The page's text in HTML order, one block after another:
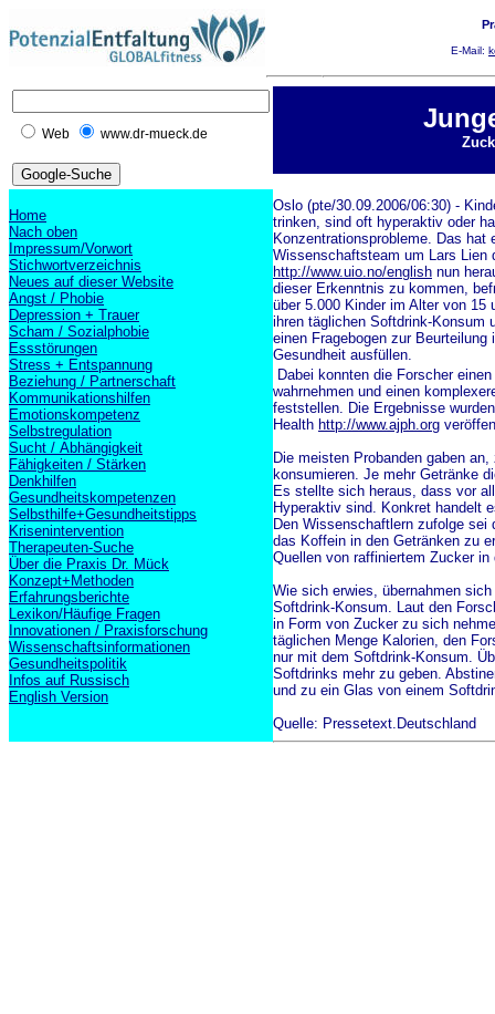
E-Mail:
Web www.dr-mueck.de
Home
Nach oben
Impressum/Vorwort
Stichwortverzeichnis
Neues auf dieser Website
Angst / Phobie
Depression + Trauer
Scham / Sozialphobie
Essstörungen
Stress + Entspannung
Beziehung / Partnerschaft
Kommunikationshilfen
Emotionskompetenz
Selbstregulation
Sucht / Abhängigkeit
Fähigkeiten / Stärken
Denkhilfen
Gesundheitskompetenzen
Selbsthilfe+Gesundheitstipps
Krisenintervention
Therapeuten-Suche
Über die Praxis Dr. Mück
Konzept+Methoden
Erfahrungsberichte
Lexikon/Häufige Fragen
Innovationen / Praxisforschung
Wissenschaftsinformationen
Gesundheitspolitik
Infos auf Russisch
English Version
Oslo (pte/30.09.2006/06:30) -
trinken, sind oft hyperaktiv oder
Konzentrationsprobleme. Das hat
Wissenschaftsteam um Lars Lien
http://www.uio.no/english nun
dieser Erkenntnis zu kommen,
über 5.000 Kinder im Alter von 15
ihren täglichen Softdrink-Konsum
einen Fragebogen zur Beurteilung
Gesundheit ausfüllen.
Dabei konnten die Forscher
wahrnehmen und einen
feststellen. Die Ergebnisse
Health http://www.ajph.org
Die meisten Probanden gaben
konsumieren. Je mehr Getränke
Es stellte sich heraus, dass vor
Hyperaktiv sind. Konkret handelt
Den Wissenschaftlern zufolge
das Koffein in den Getränken zu
Quellen von raffiniertem Zucker
Wie sich erwies, übernahmen
Softdrink-Konsum. Laut den
in Form von Zucker zu sich
täglichen Menge Kalorien, den
nur mit dem Softdrink-Konsum.
Softdrinks mehr zu geben.
und zu ein Glas von einem
Quelle: Pressetext.Deutschland